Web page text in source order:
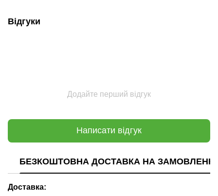
Відгуки
Додайте перший відгук
Написати відгук
БЕЗКОШТОВНА ДОСТАВКА НА ЗАМОВЛЕННЯ
Доставка: